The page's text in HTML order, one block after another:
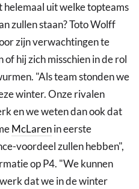
helemaal uit welke topteams
zullen staan? Toto Wolff
zijn verwachtingen te
hij zich misschien in de rol
"Als team stonden we
winter. Onze rivalen
en we weten dan ook dat
McLarenin eerste
voordeel zullen hebben",
op P4. "We kunnen
dat we in de winter